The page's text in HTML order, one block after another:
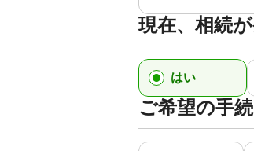
現在、相続
はい
ご希望の手